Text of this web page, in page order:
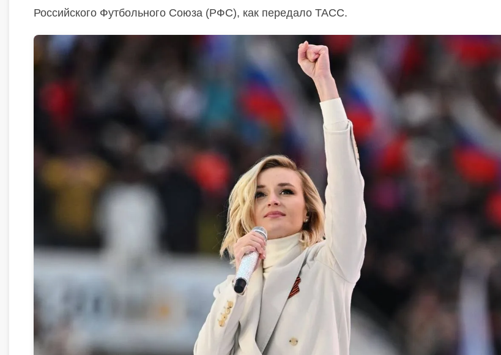
Российского Футбольного Союза (РФС), как передало ТАСС.